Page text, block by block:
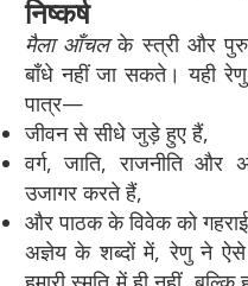
निष्कर्ष
मैला आँचलके स्त्री और
बाँधे नहीं जा सकते। यही
पात्र—
जीवन से सीधे जुड़े हुए हैं,
वर्ग, जाति, राजनीति और
उजागर करते हैं,
और पाठक के विवेक को
अज्ञेय के शब्दों में, रेणु ने